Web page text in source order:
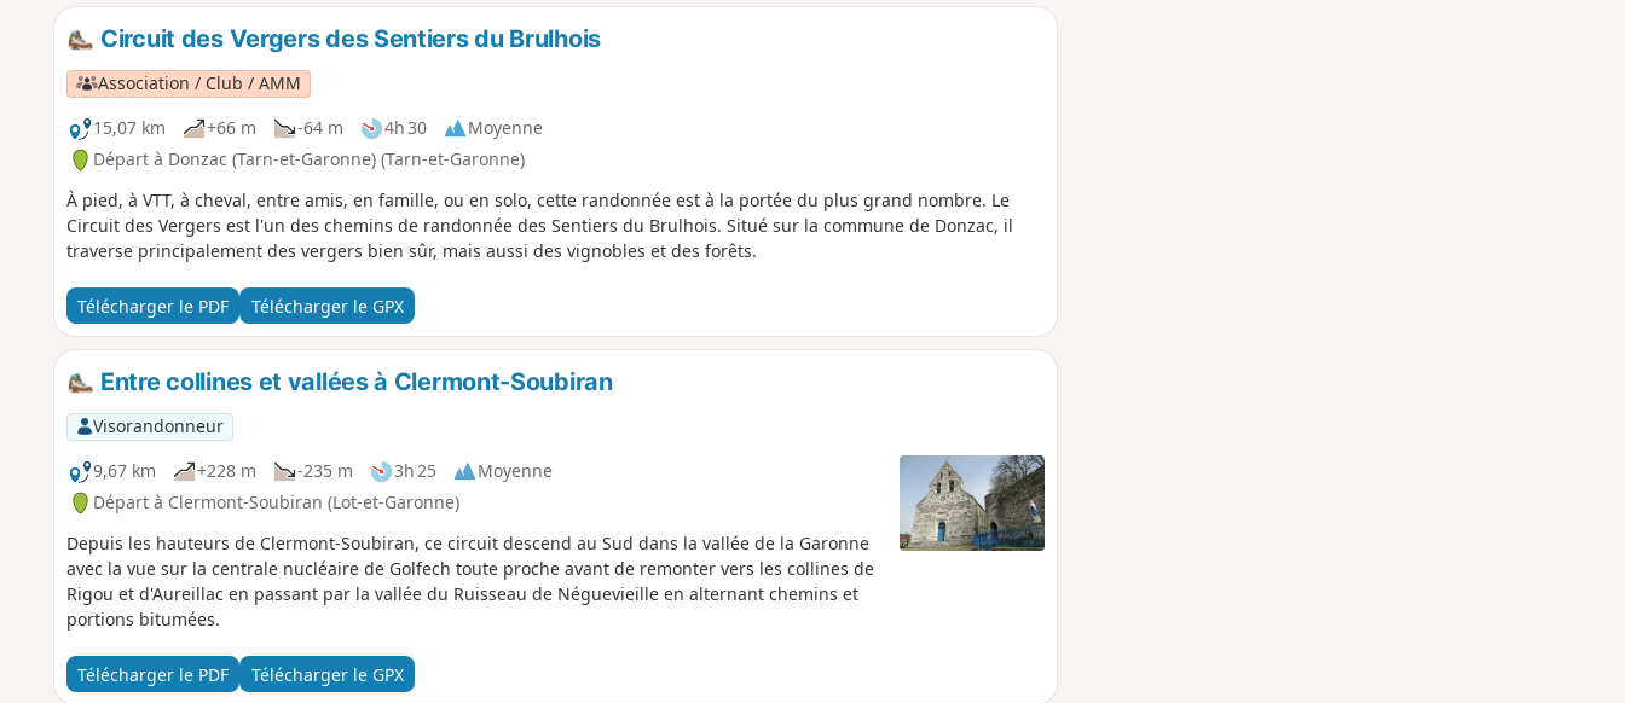
Circuit des Vergers des Sentiers du Brulhois
Association / Club / AMM
15,07 km
+66 m -64 m 4h 30
Moyenne
Départ à Donzac (Tarn-et-Garonne) (Tarn-et-Garonne)
À pied, à VTT, à cheval, entre amis, en famille, ou en solo, cette randonnée est à la portée du plus grand nombre. Le
Circuit des Vergers est l'un des chemins de randonnée des Sentiers du Brulhois. Situé sur la commune de Donzac, il
traverse principalement des vergers bien sûr, mais aussi des vignobles et des forêts.
Télécharger le PDF Télécharger le GPX
Entre collines et vallées à Clermont-Soubiran
Visorandonneur
9,67 km
+228 m -235 m 3h 25
Moyenne
Départ à Clermont-Soubiran (Lot-et-Garonne)
Depuis les hauteurs de Clermont-Soubiran, ce circuit descend au Sud dans la vallée de la Garonne
avec la vue sur la centrale nucléaire de Golfech toute proche avant de remonter vers les collines de
Rigou et d'Aureillac en passant par la vallée du Ruisseau de Néguevieille en alternant chemins et
portions bitumées.
Télécharger le PDF Télécharger le GPX